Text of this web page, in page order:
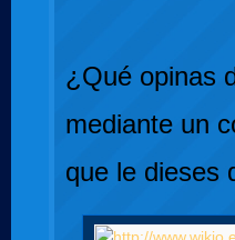
¿Qué opinas
mediante un
que le dieses